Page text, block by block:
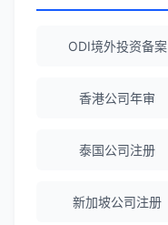
陈经理
Emma Zhang
ODI境外投资备案
香港公司年审
泰国公司注册
新加坡公司注册